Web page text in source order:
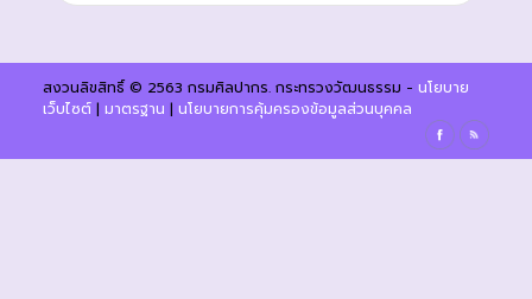
สงวนลิขสิทธิ์ © 2563 กรมศิลปากร. กระทรวงวัฒนธรรม - นโยบาย
เว็บไซต์| มาตรฐาน | นโยบายการคุ้มครองข้อมูลส่วนบุคคล